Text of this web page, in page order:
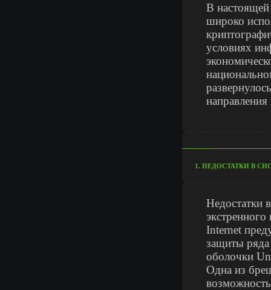
В настоящей
широко
условиях
1. НЕДОСТАТКИ В
Недостатки
Internet
защиты
оболочки
Одна из